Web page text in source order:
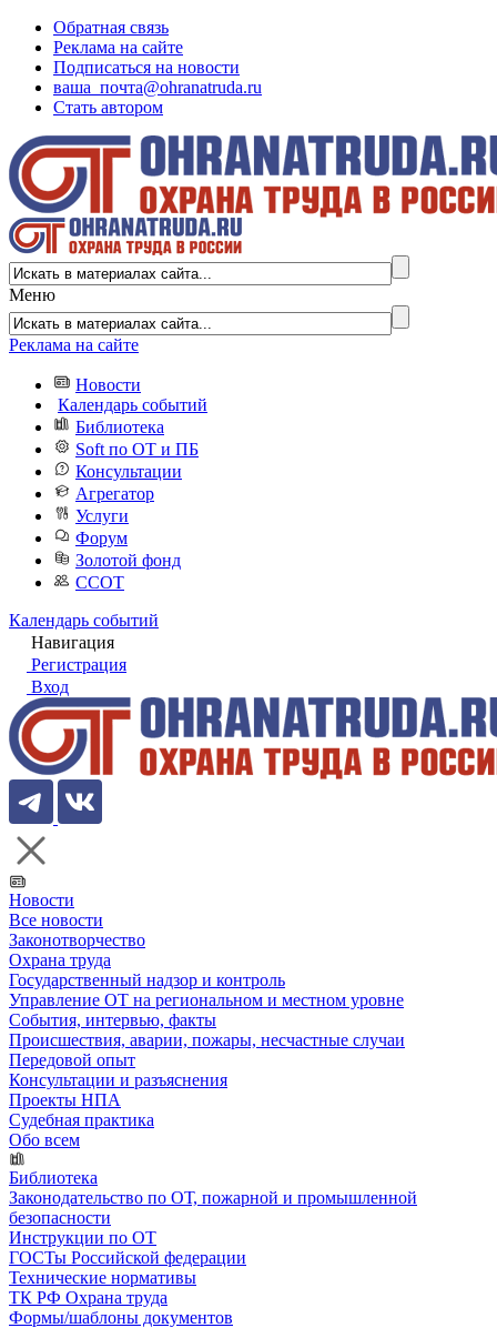
Обратная связь
Реклама на сайте
Подписаться на новости
ваша_почта@ohranatruda.ru
Стать автором
Меню
Реклама на сайте
Новости
Календарь событий
Библиотека
Soft по ОТ и ПБ
Консультации
Агрегатор
Услуги
Форум
Золотой фонд
ССОТ
Календарь событий
Навигация
Регистрация
Вход
Новости
Все новости
Законотворчество
Охрана труда
Государственный надзор и контроль
Управление ОТ на региональном и местном уровне
События, интервью, факты
Происшествия, аварии, пожары, несчастные случаи
Передовой опыт
Консультации и разъяснения
Проекты НПА
Судебная практика
Обо всем
Библиотека
Законодательство по ОТ, пожарной и промышленной
безопасности
Инструкции по ОТ
ГОСТы Российской федерации
Технические нормативы
ТК РФ Охрана труда
Формы/шаблоны документов